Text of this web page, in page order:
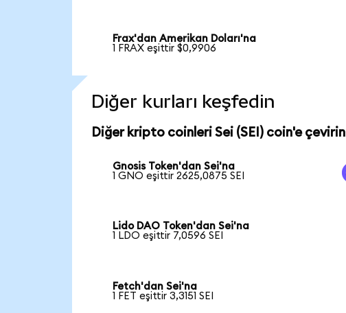
Frax'dan Amerikan Doları'na
1 FRAX eşittir $0,9906
Diğer kurları keşfedin
Diğer kripto coinleri Sei (SEI) coin'e çevirin
Gnosis Token'dan Sei'na
1 GNO eşittir 2625,0875 SEI
Lido DAO Token'dan Sei'na
1 LDO eşittir 7,0596 SEI
Fetch'dan Sei'na
1 FET eşittir 3,3151 SEI